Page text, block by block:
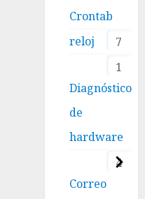
Crontab
7
reloj
1
Diagnóstico
de
hardware
4
Correo